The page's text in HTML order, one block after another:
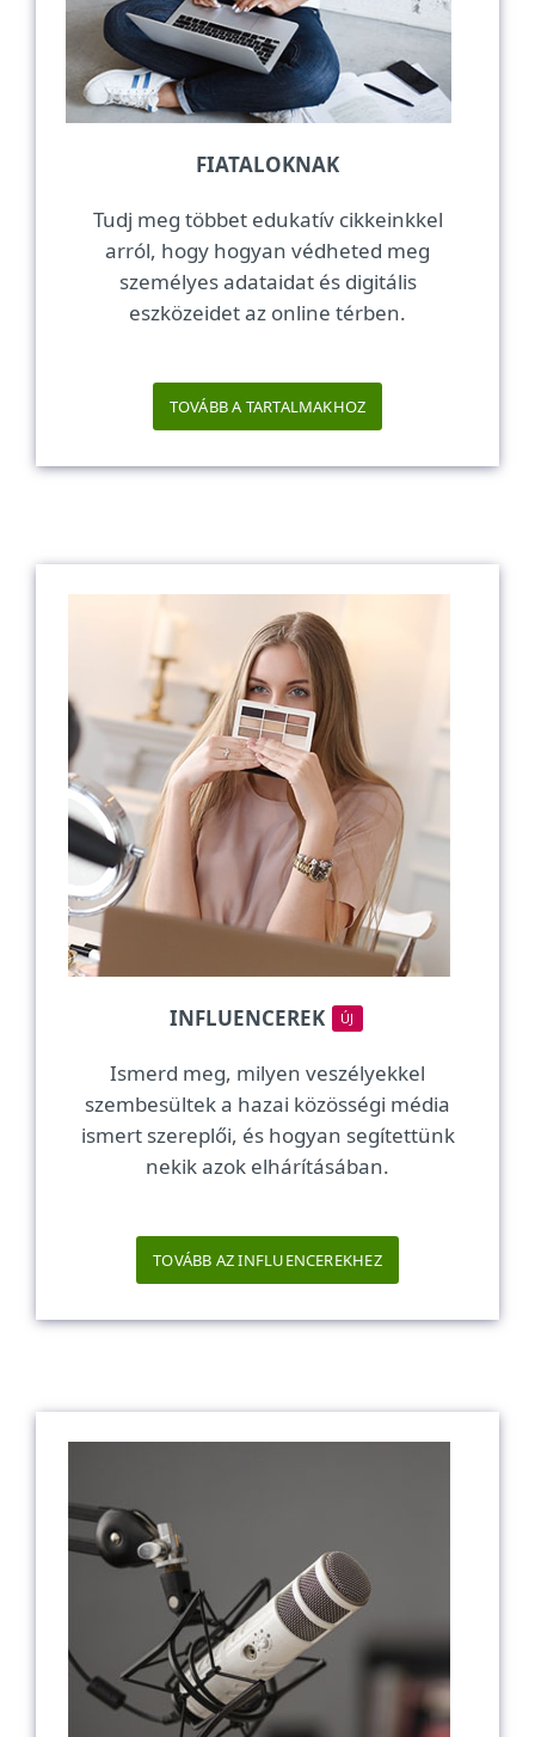
FIATALOKNAK
Tudj meg többet edukatív cikkeinkkel
arról, hogy hogyan védheted meg
személyes adataidat és digitális
eszközeidet az online térben.
TOVÁBB A TARTALMAKHOZ
INFLUENCEREK ÚJ
Ismerd meg, milyen veszélyekkel
szembesültek a hazai közösségi média
ismert szereplői, és hogyan segítettünk
nekik azok elhárításában.
TOVÁBB AZ INFLUENCEREKHEZ